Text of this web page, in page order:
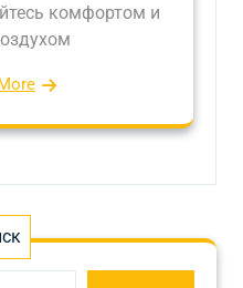
комфортом и